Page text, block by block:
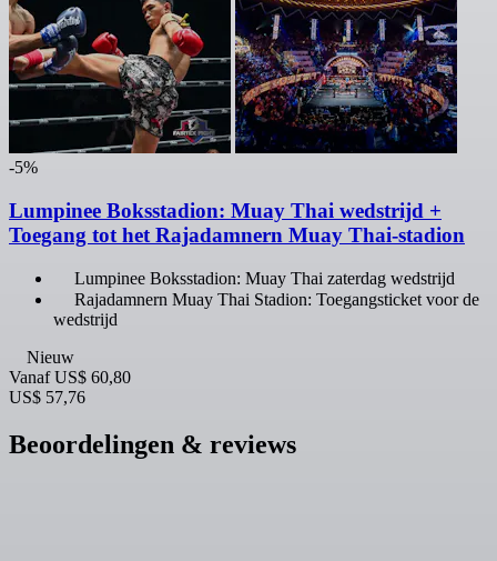
-5%
Lumpinee Boksstadion: Muay Thai wedstrijd +
Toegang tot het Rajadamnern Muay Thai-stadion
Lumpinee Boksstadion: Muay Thai zaterdag wedstrijd
Rajadamnern Muay Thai Stadion: Toegangsticket voor de
wedstrijd
Nieuw
Vanaf US$ 60,80
US$ 57,76
Beoordelingen & reviews